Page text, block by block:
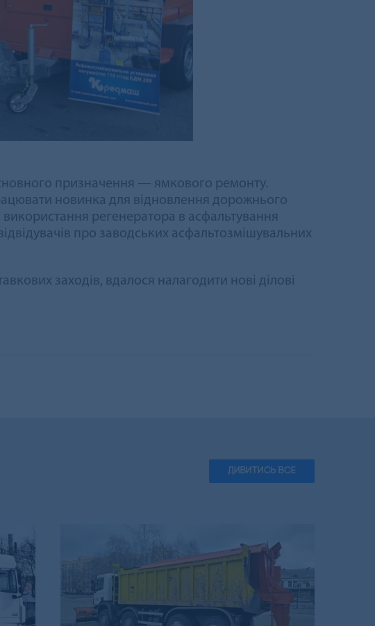
призначення — ямкового ремонту.
новинка для відновлення дорожнього
використання регенератора в асфальтування
про заводських асфальтозмішувальних
заходів, вдалося налагодити нові ділові
ДИВИТИСЬ ВСЕ